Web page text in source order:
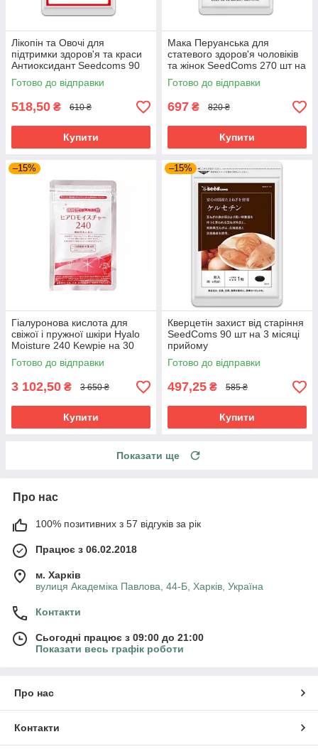
Лікопін та Овочі для
підтримки здоров'я та краси
Антиоксидант Seedcoms 90
капсул на 3 місяці прийому
Готово до відправки
518,50 ₴ 610 ₴
Купити
Мака Перуанська для
статевого здоров'я чоловіків
та жінок SeedComs 270 шт на
3 місяці прийому
Готово до відправки
697 ₴ 820 ₴
Купити
–15%
Гіалуронова кислота для
свіжої і пружної шкіри Hyalo
Moisture 240 Kewpie на 30
днів прийому
Готово до відправки
3 102,50 ₴ 3 650 ₴
Купити
–15%
Кверцетін захист від старіння
SeedComs 90 шт на 3 місяці
прийому
Готово до відправки
497,25 ₴ 585 ₴
Купити
Показати ще
Про нас
100% позитивних з 57 відгуків за рік
Працює з 06.02.2018
м. Харків
вулиця Академіка Павлова, 44-Б, Харків, Україна
Контакти
Сьогодні працює з 09:00 до 21:00
Показати весь графік роботи
Про нас
Контакти